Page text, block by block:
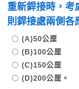
重新銲接時，考
則銲接處兩側各
(A)50公厘
(B)100公厘
(C)150公厘
(D)200公厘。